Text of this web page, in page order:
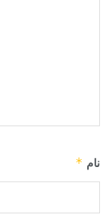
نام *